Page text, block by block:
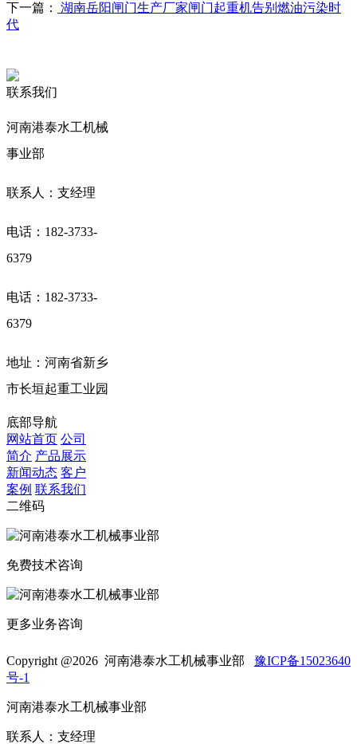
下一篇：
湖南岳阳闸门生产厂家闸门起重机告别燃油污染时
代
联系我们
河南港泰水工机械
事业部
联系人：支经理
电话：182-3733-
6379
电话：182-3733-
6379
地址：河南省新乡
市长垣起重工业园
底部导航
网站首页 公司
简介 产品展示
新闻动态 客户
案例 联系我们
二维码
免费技术咨询
更多业务咨询
Copyright @2026 河南港泰水工机械事业部 豫ICP备15023640
号-1
河南港泰水工机械事业部
联系人：支经理